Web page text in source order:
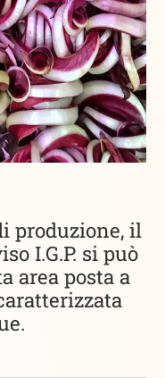
produzione, il
I.G.P. si può
area posta a